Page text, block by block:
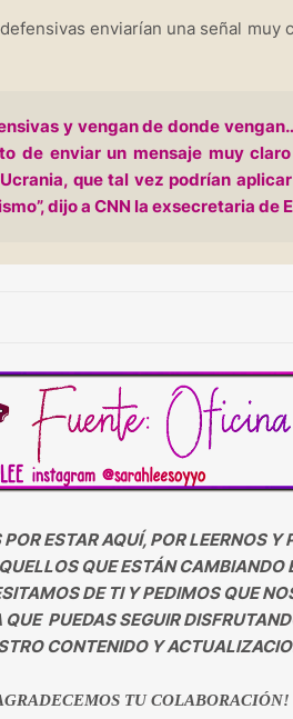
enviarían una señal muy
y vengan de donde
de enviar un mensaje muy
que tal vez podrían
dijo a CNN la exsecretaria de
POR ESTAR AQUÍ, POR LEERNOS Y
QUE ESTÁN CAMBIANDO
DE TI Y PEDIMOS QUE
QUE PUEDAS SEGUIR
CONTENIDO Y
TU COLABORACIÓN!